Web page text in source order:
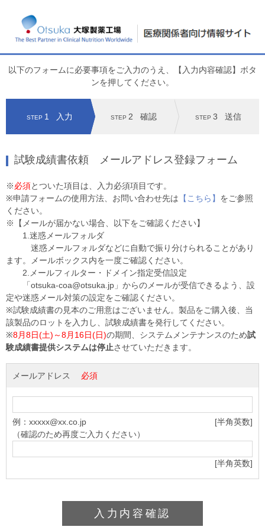
以下のフォームに必要事項をご入力のうえ、【入力内容確認】ボタ
ンを押してください。
STEP 1 入力 STEP 2 確認 STEP 3 送信
試験成績書依頼 メールアドレス登録フォーム
※必須とついた項目は、入力必須項目です。
※申請フォームの使用方法、お問い合わせ先は 【こちら】 をご参照
ください。
※【メールが届かない場合、以下をご確認ください】
1.迷惑メールフォルダ
迷惑メールフォルダなどに自動で振り分けられることがあり
ます。メールボックス内を一度ご確認ください。
2.メールフィルター・ドメイン指定受信設定
「otsuka-coa@otsuka.jp」からのメールが受信できるよう、設
定や迷惑メール対策の設定をご確認ください。
※試験成績書の見本のご用意はございません。製品をご購入後、当
該製品のロットを入力し、試験成績書を発行してください。
※8月8日(土)～8月16日(日)の期間、システムメンテナンスのため試
験成績書提供システムは停止させていただきます。
メールアドレス 必須
[半角英数]
例：xxxxx@xx.co.jp
（確認のため再度ご入力ください）
[半角英数]